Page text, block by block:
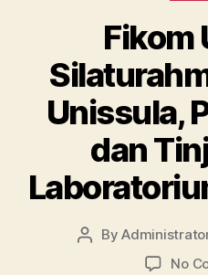
Fikom
Unissula,
dan
PostBy
No